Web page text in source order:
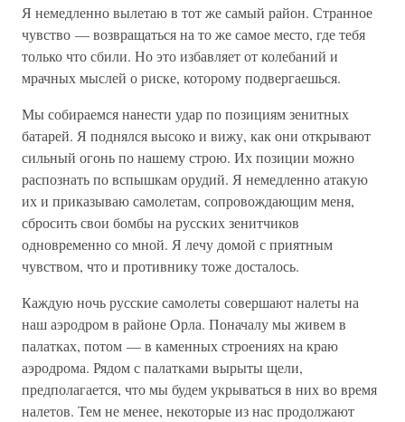
Я немедленно вылетаю в тот же самый район. Странное
чувство — возвращаться на то же самое место, где тебя
только что сбили. Но это избавляет от колебаний и
мрачных мыслей о риске, которому подвергаешься.
Мы собираемся нанести удар по позициям зенитных
батарей. Я поднялся высоко и вижу, как они открывают
сильный огонь по нашему строю. Их позиции можно
распознать по вспышкам орудий. Я немедленно атакую
их и приказываю самолетам, сопровождающим меня,
сбросить свои бомбы на русских зенитчиков
одновременно со мной. Я лечу домой с приятным
чувством, что и противнику тоже досталось.
Каждую ночь русские самолеты совершают налеты на
наш аэродром в районе Орла. Поначалу мы живем в
палатках, потом — в каменных строениях на краю
аэродрома. Рядом с палатками вырыты щели,
предполагается, что мы будем укрываться в них во время
налетов. Тем не менее, некоторые из нас продолжают